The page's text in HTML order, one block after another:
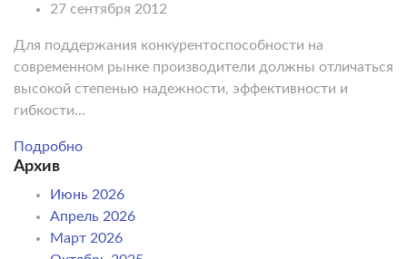
27 сентября 2012
Для поддержания конкурентоспособности на
современном рынке производители должны отличаться
высокой степенью надежности, эффективности и
гибкости...
Подробно
Архив
Июнь 2026
Апрель 2026
Март 2026